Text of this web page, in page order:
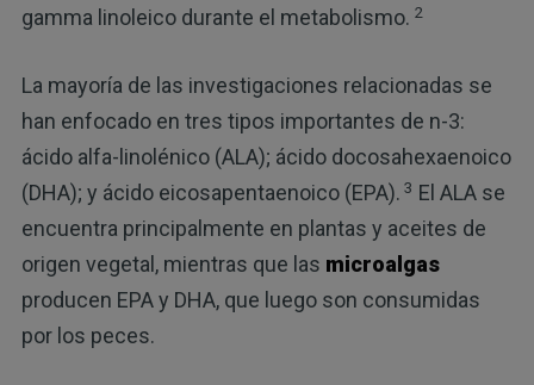
gamma linoleico durante el metabolismo. 2
La mayoría de las investigaciones relacionadas se
han enfocado en tres tipos importantes de n-3:
ácido alfa-linolénico (ALA); ácido docosahexaenoico
(DHA); y ácido eicosapentaenoico (EPA). 3 El ALA se
encuentra principalmente en plantas y aceites de
origen vegetal, mientras que las microalgas
producen EPA y DHA, que luego son consumidas
por los peces.